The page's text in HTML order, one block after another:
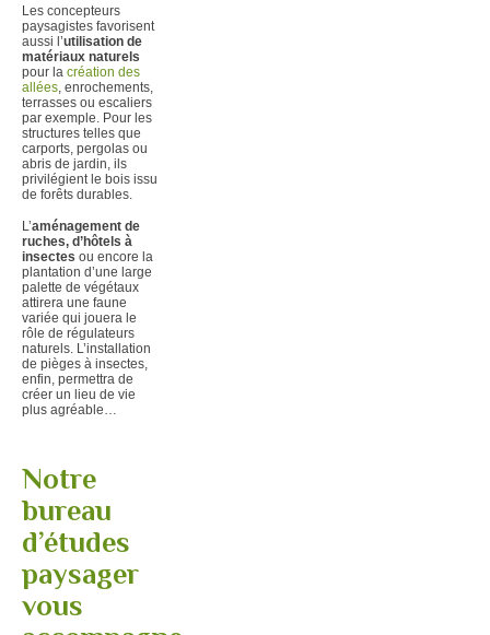
Les concepteurs
paysagistes favorisent
aussi l’utilisation de
matériaux naturels
pour la création des
allées, enrochements,
terrasses ou escaliers
par exemple. Pour les
structures telles que
carports, pergolas ou
abris de jardin, ils
privilégient le bois issu
de forêts durables.
L’aménagement de
ruches, d’hôtels à
insectes ou encore la
plantation d’une large
palette de végétaux
attirera une faune
variée qui jouera le
rôle de régulateurs
naturels. L’installation
de pièges à insectes,
enfin, permettra de
créer un lieu de vie
plus agréable…
Notre
bureau
d’études
paysager
vous